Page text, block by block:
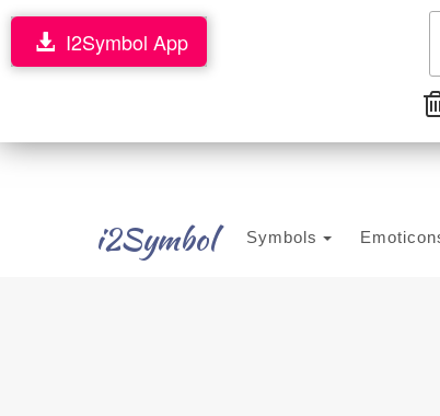
i2Symbol Symbols
I2Symbol App